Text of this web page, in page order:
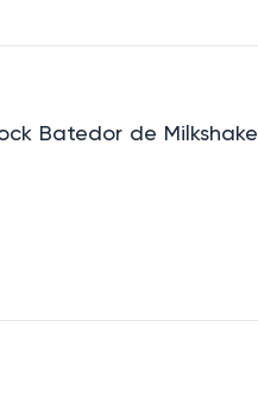
Batedor de Milkshake